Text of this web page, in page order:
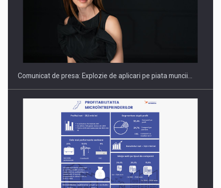
PUTTING ROMANIAN CORPORATE COMPANIES ON THE
INTERNATIONAL BUSINESS SCENE
Comunicat de presa: Explozie de aplicari pe piata muncii…